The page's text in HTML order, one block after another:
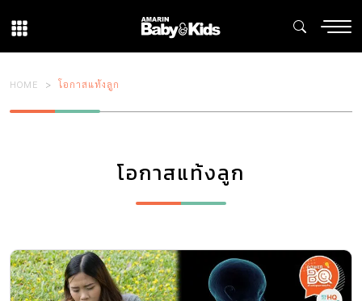
HOME โอกาสแท้งลูก
โอกาสแท้งลูก